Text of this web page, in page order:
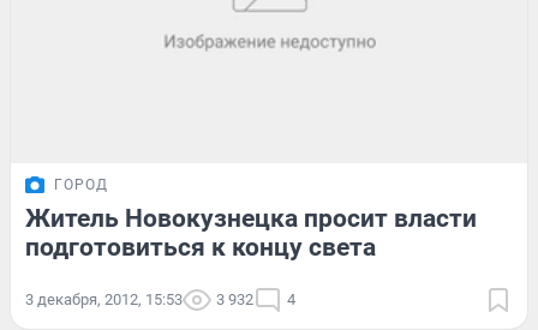
ГОРОД
Житель Новокузнецка просит власти
подготовиться к концу света
3 декабря, 2012, 15:53 3 932 4